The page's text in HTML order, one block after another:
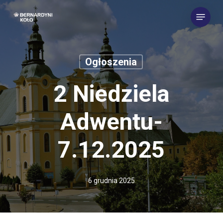
Skip
content
Menu
Ogłoszenia
2 Niedziela
Adwentu-
7.12.2025
6 grudnia 2025